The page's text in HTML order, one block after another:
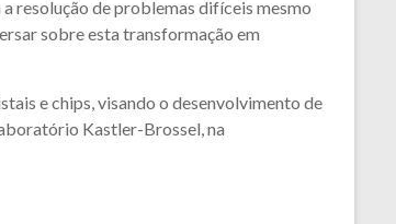
resolução de problemas difíceis mesmo
sobre esta transformação em
e chips, visando o desenvolvimento de
Kastler-Brossel, na